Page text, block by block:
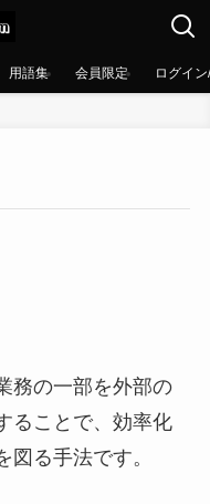
用語集 会員限定 ログイ
務の一部を外部の
ることで、効率化
る手法です。